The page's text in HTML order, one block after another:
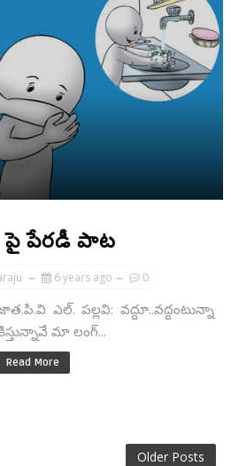
పేరడీ పాట
6 years ago 0
ఎల్. పల్లవి: వద్దూ..వద్దంటున్నా
మా లంగ్...
Read More
Older Posts